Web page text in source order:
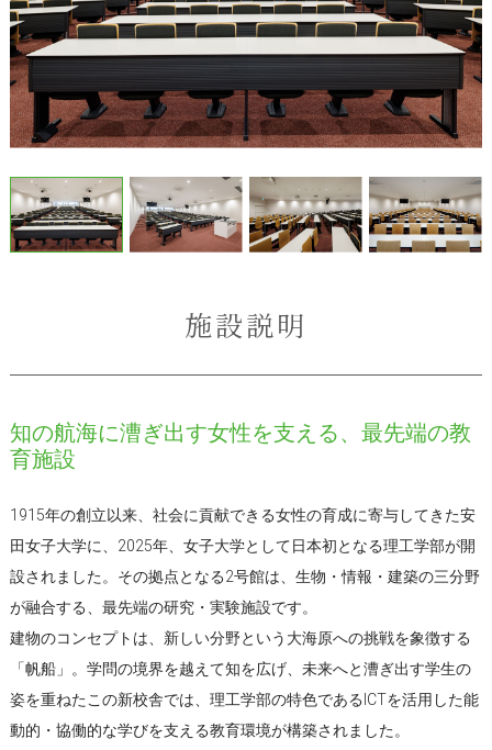
施設説明
知の航海に漕ぎ出す女性を支える、最先端の教
育施設
1915年の創立以来、社会に貢献できる女性の育成に寄与してきた安
田女子大学に、2025年、女子大学として日本初となる理工学部が開
設されました。その拠点となる2号館は、生物・情報・建築の三分野
が融合する、最先端の研究・実験施設です。
建物のコンセプトは、新しい分野という大海原への挑戦を象徴する
「帆船」。学問の境界を越えて知を広げ、未来へと漕ぎ出す学生の
姿を重ねたこの新校舎では、理工学部の特色であるICTを活用した能
動的・協働的な学びを支える教育環境が構築されました。